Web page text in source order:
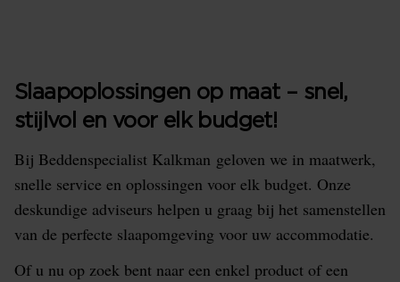
Slaapoplossingen op maat – snel,
stijlvol en voor elk budget!
Bij Beddenspecialist Kalkman geloven we in maatwerk,
snelle service en oplossingen voor elk budget. Onze
deskundige adviseurs helpen u graag bij het samenstellen
van de perfecte slaapomgeving voor uw accommodatie.
Of u nu op zoek bent naar een enkel product of een